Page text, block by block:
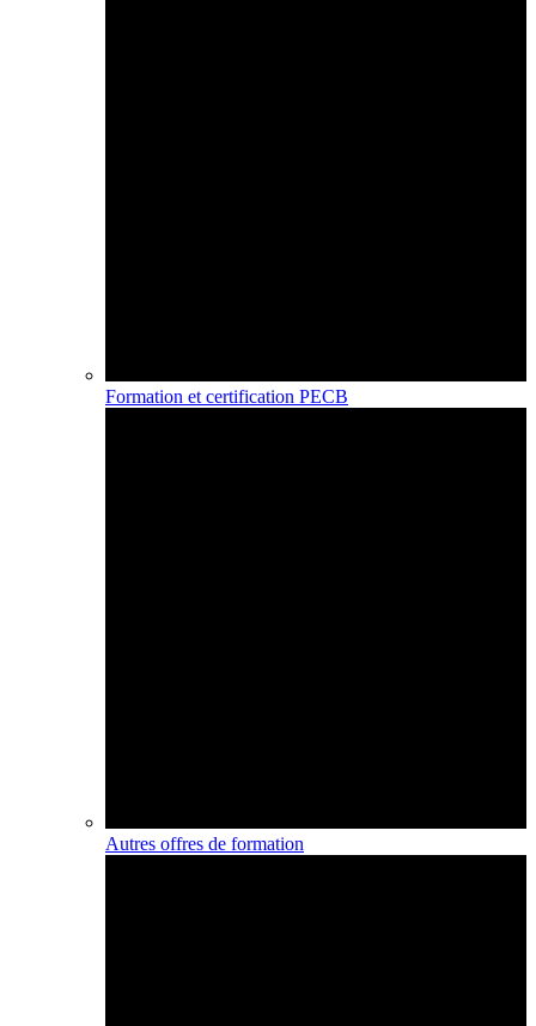
Formation et certification PECB
Autres offres de formation